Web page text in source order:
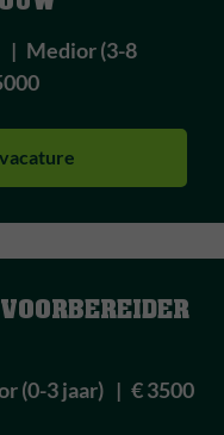
Medior (3-8
(0-3 jaar)
€ 3500